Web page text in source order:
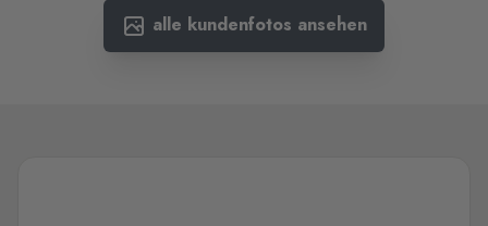
alle kundenfotos ansehen